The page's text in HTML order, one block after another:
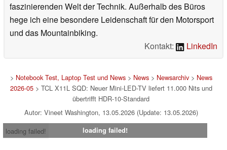
faszinierenden Welt der Technik. Außerhalb des Büros
hege ich eine besondere Leidenschaft für den Motorsport
und das Mountainbiking.
Kontakt:
LinkedIn
> Notebook Test, Laptop Test und News> News> Newsarchiv> News
2026-05> TCL X11L SQD: Neuer Mini-LED-TV liefert 11.000 Nits und
übertrifft HDR-10-Standard
Autor: Vineet Washington, 13.05.2026 (Update: 13.05.2026)
loading failed!
loading failed!